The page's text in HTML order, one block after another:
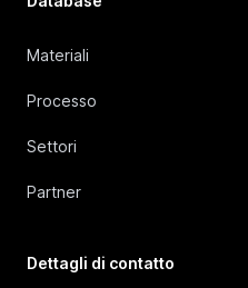
Materiali
Processo
Settori
Partner
Dettagli di contatto